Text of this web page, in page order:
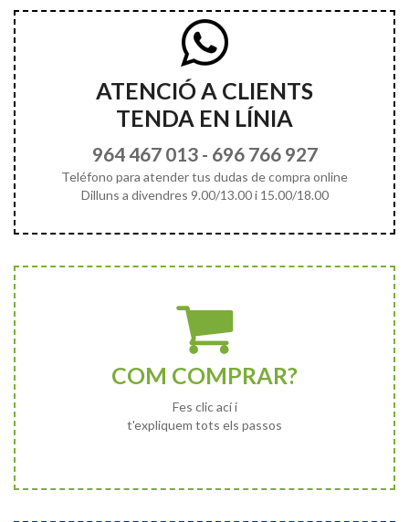
ATENCIÓ A CLIENTS
TENDA EN LÍNIA
964 467 013- 696 766 927
Teléfono para atender tus dudas de compra online
Dilluns a divendres 9.00/13.00 i 15.00/18.00
COM COMPRAR?
Fes clic ací i
t'expliquem tots els passos